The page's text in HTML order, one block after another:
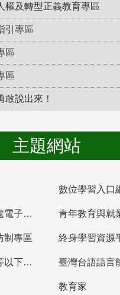
權及轉型正義教育專區
引專區
區
區
敢說出來！
主題網站
數位學習入口
教育部統計處電子書櫃
制專區 終身學習資源
教育部高中等以下學校及幼兒園教師資格檢定考試
教育家